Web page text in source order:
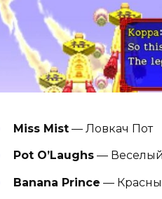
Miss Mist— Ловкач Пот
Pot O’Laughs—
Banana Prince —